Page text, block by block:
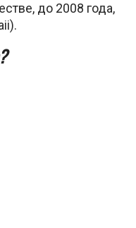
до 2008 года,